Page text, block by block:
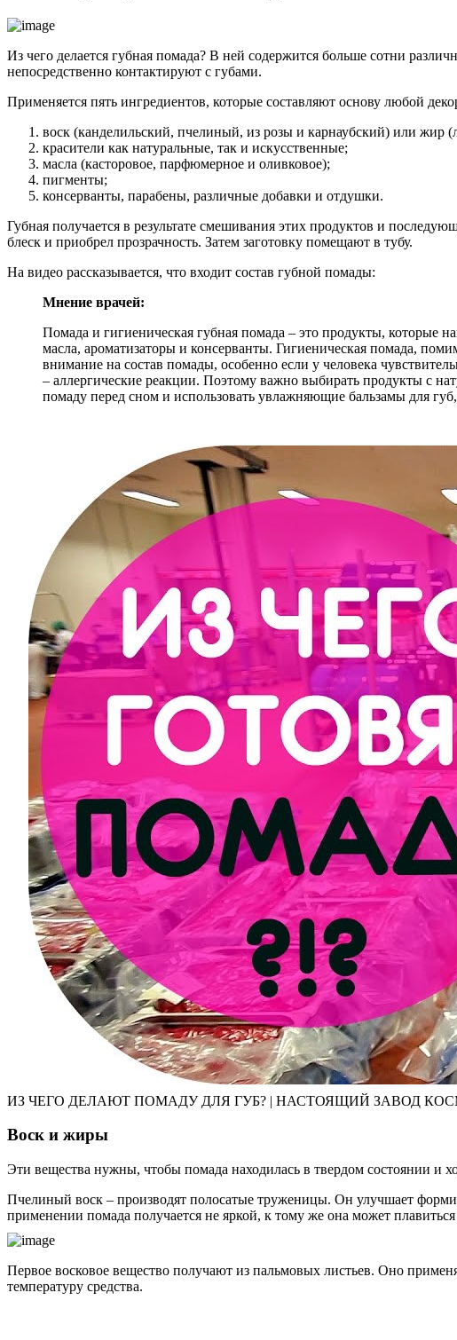
Из чего делается губная помада? В ней содержится больше сотни
непосредственно контактируют с губами.
Применяется пять ингредиентов, которые составляют основу любой
воск (канделильский, пчелиный, из розы и карнаубский) или жир
красители как натуральные, так и искусственные;
масла (касторовое, парфюмерное и оливковое);
пигменты;
консерванты, парабены, различные добавки и отдушки.
Губная получается в результате смешивания этих продуктов и
блеск и приобрел прозрачность. Затем заготовку помещают в тубу.
На видео рассказывается, что входит состав губной помады:
Мнение врачей:
Помада и гигиеническая губная помада – это продукты, которые
масла, ароматизаторы и консерванты. Гигиеническая помада,
внимание на состав помады, особенно если у человека
– аллергические реакции. Поэтому важно выбирать продукты с
помаду перед сном и использовать увлажняющие бальзамы для
ИЗ ЧЕГО ДЕЛАЮТ ПОМАДУ ДЛЯ ГУБ? | НАСТОЯЩИЙ ЗАВОД
Воск и жиры
Эти вещества нужны, чтобы помада находилась в твердом состоянии и
Пчелиный воск – производят полосатые труженицы. Он улучшает
применении помада получается не яркой, к тому же она может
Первое восковое вещество получают из пальмовых листьев. Оно
температуру средства.